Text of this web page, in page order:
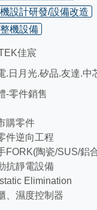
設計研發/設備改造
機設備
佳宸
.日月光.矽品.友達.中
-零件銷售
購零件
件逆向工程
FORK(陶瓷/SUS/鋁
抗靜電設備
Elimination
、濕度控制器